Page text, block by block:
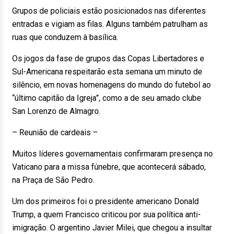
Grupos de policiais estão posicionados nas diferentes
entradas e vigiam as filas. Alguns também patrulham as
ruas que conduzem à basílica.
Os jogos da fase de grupos das Copas Libertadores e
Sul-Americana respeitarão esta semana um minuto de
silêncio, em novas homenagens do mundo do futebol ao
“último capitão da Igreja”, como a de seu amado clube
San Lorenzo de Almagro.
– Reunião de cardeais –
Muitos líderes governamentais confirmaram presença no
Vaticano para a missa fúnebre, que acontecerá sábado,
na Praça de São Pedro.
Um dos primeiros foi o presidente americano Donald
Trump, a quem Francisco criticou por sua política anti-
imigração. O argentino Javier Milei, que chegou a insultar